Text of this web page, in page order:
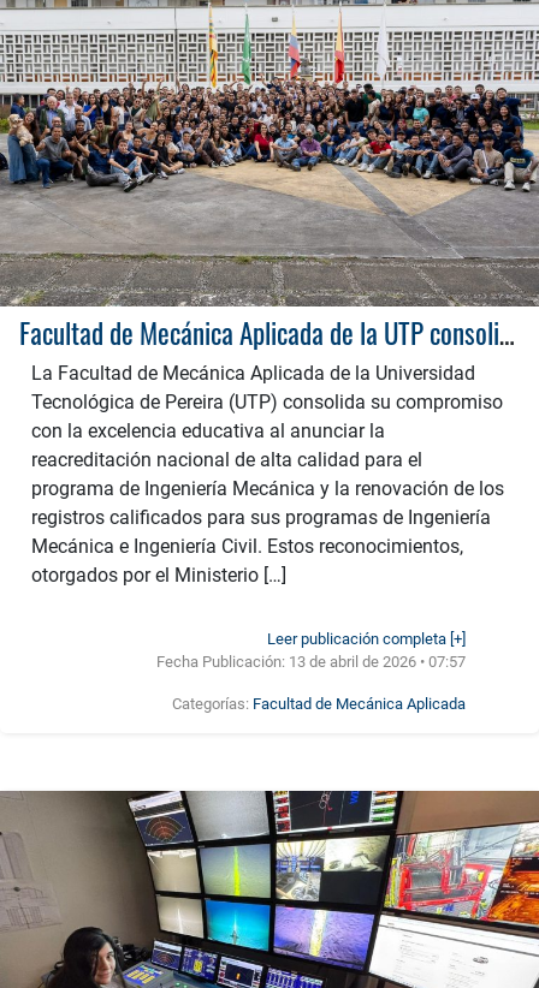
Facultad de Mecánica Aplicada de la UTP consolida su excelencia: Ingeniería Mecánica recibe Reacreditación de Alta Calidad por 8 años e Ingeniería Civil renueva Registro Calificado
La Facultad de Mecánica Aplicada de la Universidad
Tecnológica de Pereira (UTP) consolida su compromiso
con la excelencia educativa al anunciar la
reacreditación nacional de alta calidad para el
programa de Ingeniería Mecánica y la renovación de los
registros calificados para sus programas de Ingeniería
Mecánica e Ingeniería Civil. Estos reconocimientos,
otorgados por el Ministerio […]
Leer publicación completa [+]
Fecha Publicación: 13 de abril de 2026 • 07:57
Categorías: Facultad de Mecánica Aplicada